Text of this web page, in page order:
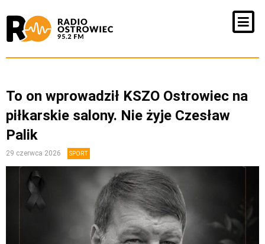
To on wprowadził KSZO Ostrowiec na
piłkarskie salony. Nie żyje Czesław
Palik
29 czerwca 2026 SPORT